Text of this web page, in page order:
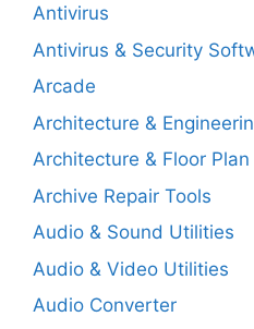
Antivirus
Antivirus & Security
Arcade
Architecture &
Architecture & Floor
Archive Repair Tools
Audio & Sound Utilities
Audio & Video Utilities
Audio Converter